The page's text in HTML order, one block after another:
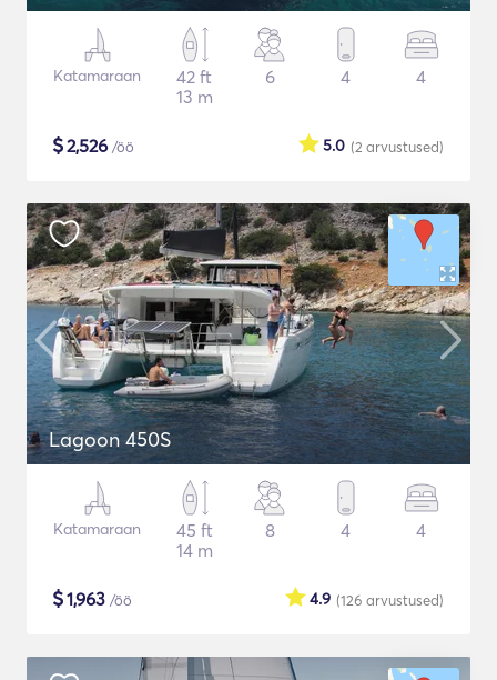
Katamaraan
42 ft
13 m
6 4 4
$2,526 /öö (2 arvustused)
5.0
Lagoon 450S
Katamaraan
45 ft
14 m
8 4 4
$1,963 /öö (126 arvustused)
4.9